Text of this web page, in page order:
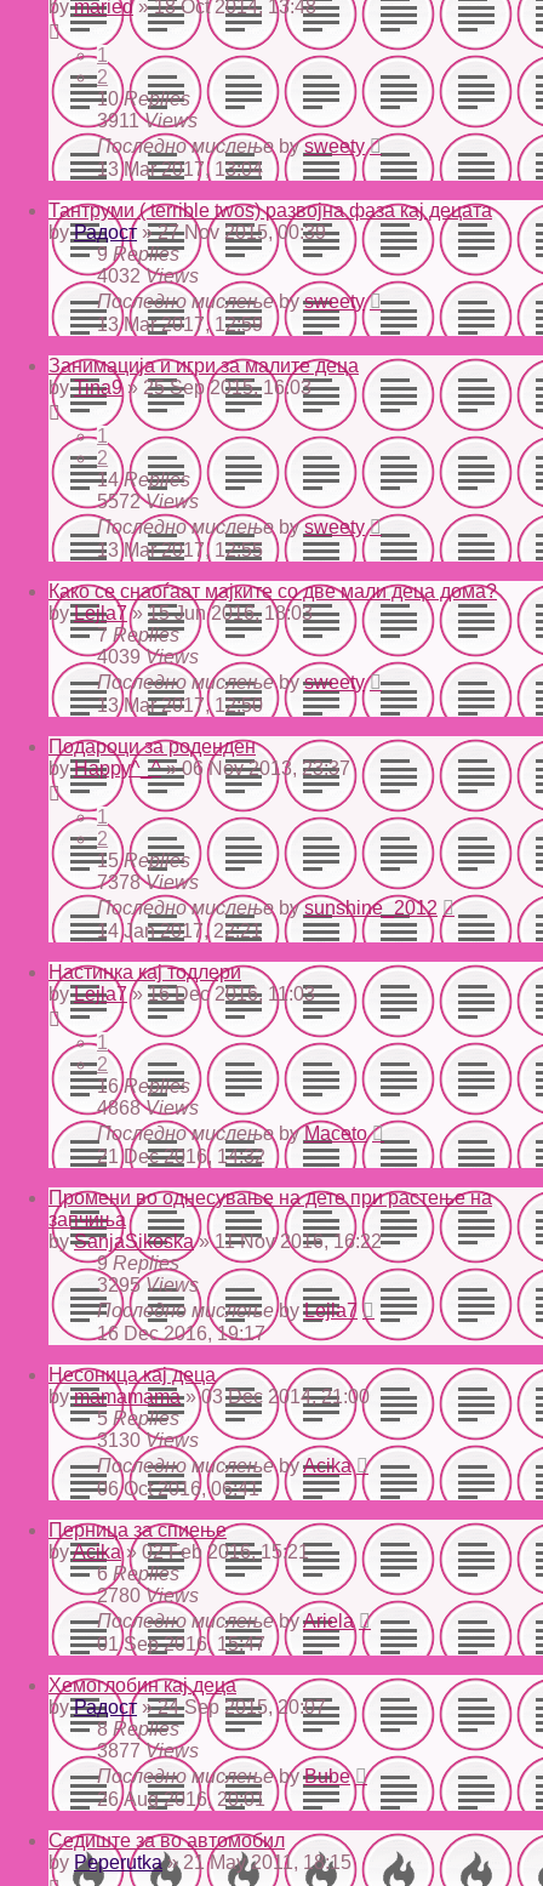
bymaried» 18 Oct 2014, 13:48
1
2
10Replies
3911Views
Последно мислење bysweety
13 Mar 2017, 13:04
Тантруми ( terrible twos) развојна фаза кај децата
byРадост» 27 Nov 2015, 00:39
9 Replies
4032Views
Последно мислењеbysweety
13 Mar 2017, 12:59
Занимација и игри за малите деца
byTina9» 25 Sep 2015, 16:03
1
2
14Replies
5572Views
Последно мислење bysweety
13 Mar 2017, 12:55
Како се снаоѓаат мајките со две мали деца дома?
byLejla7» 15 Jun 2016, 18:03
7 Replies
4039Views
Последно мислењеbysweety
13 Mar 2017, 12:50
Подароци за роденден
byHappy^_^» 06 Nov 2013, 23:37
1
2
15Replies
7378Views
Последно мислење bysunshine_2012
14 Jan 2017, 22:21
Нaстинкa кaј тoдлери
byLejla7» 16 Dec 2016, 11:03
1
2
16Replies
4868Views
Последно мислење byMaceto
21 Dec 2016, 14:32
Промени во однесување на дете при растење на
запчиња
bySanjaSikoska» 11 Nov 2016, 16:22
9Replies
3295Views
Последно мислењеbyLejla7
16 Dec 2016, 19:17
Несоница кај деца
bymamamama» 03 Dec 2014, 21:00
5 Replies
3130Views
Последно мислењеbyAcika
06 Oct 2016, 06:41
Перница за спиење
byAcika» 02 Feb 2016, 15:21
6 Replies
2780Views
Последно мислењеbyAriela
01 Sep 2016, 15:47
Хемоглобин кај деца
byРадост» 24 Sep 2015, 20:07
8 Replies
3877Views
Последно мислењеbyBube
26 Aug 2016, 20:01
Седиште за во автомобил
by Peperutka» 21 May 2011, 18:15